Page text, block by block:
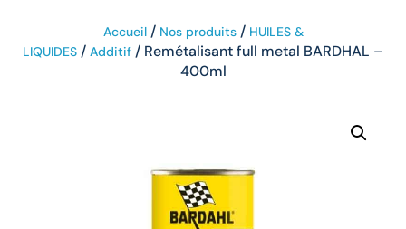
Accueil/ Nos produits/ HUILES &
LIQUIDES / Additif / Remétalisant full metal BARDHAL –
400ml